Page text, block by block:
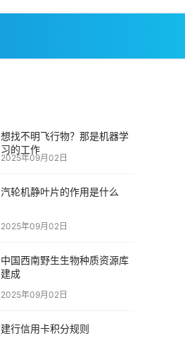
想找不明飞行物？那是机器学
习的工作
2025年09月02日
汽轮机静叶片的作用是什么
2025年09月02日
中国西南野生生物种质资源库
建成
2025年09月02日
建行信用卡积分规则